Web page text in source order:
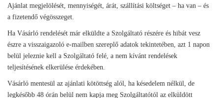
Ajánlat megjelölését, mennyiségét, árát, szállítási költséget – ha van – és
a fizetendő végösszeget.
Ha Vásárló rendelését már elküldte a Szolgáltató részére és hibát vesz
észre a visszaigazoló e-mailben szereplő adatok tekintetében, azt 1 napon
belül jeleznie kell a Szolgáltató felé, a nem kívánt rendelések
teljesítésének elkerülése érdekében.
Vásárló mentesül az ajánlati kötöttség alól, ha késedelem nélkül, de
legkésőbb 48 órán belül nem kapja meg Szolgáltatótól az elküldött